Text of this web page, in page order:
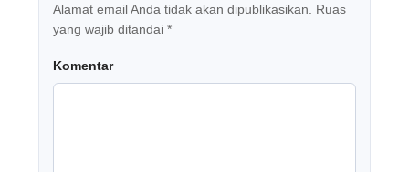
Alamat email Anda tidak akan dipublikasikan.
Ruas
yang wajib ditandai *
Komentar